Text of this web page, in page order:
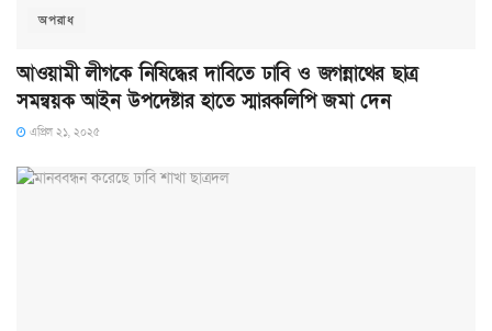
অপরাধ
আওয়ামী লীগকে নিষিদ্ধের দাবিতে ঢাবি ও জগন্নাথের ছাত্র
সমন্বয়ক আইন উপদেষ্টার হাতে স্মারকলিপি জমা দেন
এপ্রিল ২১, ২০২৫